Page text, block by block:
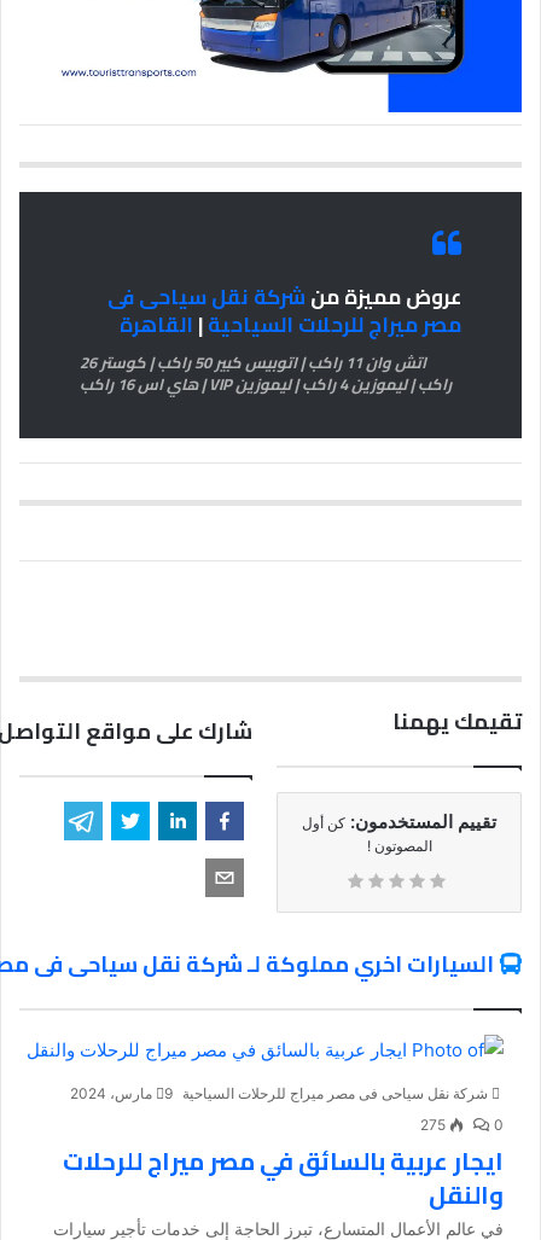
عروض مميزة منشركة نقل سياحى فى
مصر ميراج للرحلات السياحية|القاهرة
اتش وان 11 راكب | اتوبيس كبير 50 راكب | كوستر 26
راكب | ليموزين 4 راكب | ليموزين VIP | هاي اس 16 راكب
تقيمك يهمنا
تقييم المستخدمون: كن أول
المصوتون !
شارك على مواقع
السيارات اخري مملوكة لـ شركة نقل سياحى فى مصر
شركة نقل سياحى فى مصر ميراج للرحلات السياحية 9 مارس، 2024
0
275
ايجار عربية بالسائق في مصر ميراج للرحلات
والنقل
في عالم الأعمال المتسارع، تبرز الحاجة إلى خدمات تأجير سيارات